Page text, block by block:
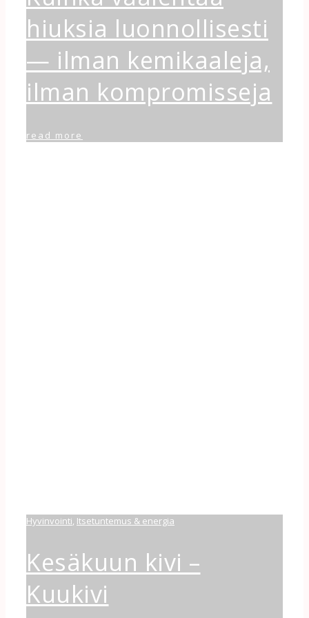
hiuksia luonnollisesti
— ilman kemikaaleja,
ilman kompromisseja
read more
Hyvinvointi, Itsetuntemus & energia
Kesäkuun kivi –
Kuukivi